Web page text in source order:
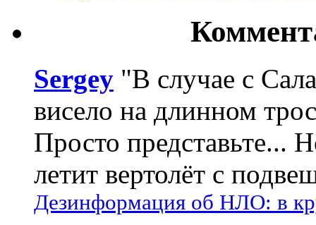
Sergey "В случае с
висело на длинном
Просто представьте...
летит вертолёт с
Дезинформация об НЛО: в